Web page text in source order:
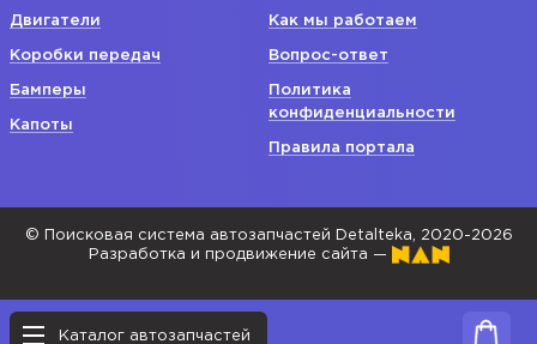
Каталог автозапчастей
Двигатели
Коробки передач
Бамперы
Капоты
Как мы работаем
Вопрос-ответ
Политика
конфиденциальности
Правила портала
© Поисковая система автозапчастей Detalteka, 2020-2026
Разработка и продвижение сайта —